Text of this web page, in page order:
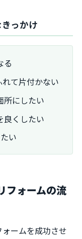
っかけ
る
て片付かない
所にしたい
良くしたい
い
フォームの流
ームを成功させ